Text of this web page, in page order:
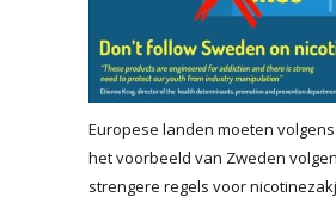
Europese landen moeten
het voorbeeld van Zweden
strengere regels voor